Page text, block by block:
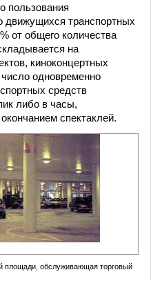
пользования
движущихся транспортных
от общего количества
на
киноконцертных
одновременно
средств
либо в часы,
спектаклей.
площади, обслуживающая торговый